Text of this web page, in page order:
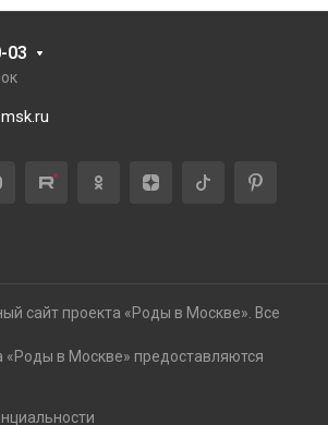
03
сайт проекта «Роды в Москве». Все
«Роды в Москве» предоставляются